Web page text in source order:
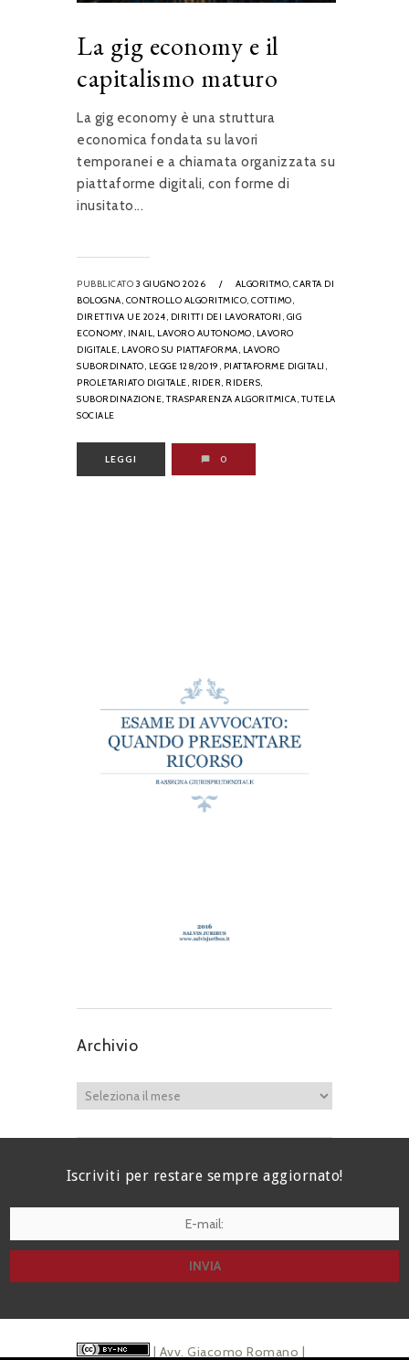
La gig economy e il
capitalismo maturo
La gig economy è una struttura
economica fondata su lavori
temporanei e a chiamata organizzata su
piattaforme digitali, con forme di
inusitato...
PUBBLICATO 3 GIUGNO 2026 / ALGORITMO, CARTA DI
BOLOGNA, CONTROLLO ALGORITMICO, COTTIMO,
DIRETTIVA UE 2024, DIRITTI DEI LAVORATORI, GIG
ECONOMY, INAIL, LAVORO AUTONOMO, LAVORO
DIGITALE, LAVORO SU PIATTAFORMA, LAVORO
SUBORDINATO, LEGGE 128/2019, PIATTAFORME DIGITALI,
PROLETARIATO DIGITALE, RIDER, RIDERS,
SUBORDINAZIONE, TRASPARENZA ALGORITMICA, TUTELA
SOCIALE
LEGGI 0
Archivio
Iscriviti per restare sempre aggiornato!
| Avv. Giacomo Romano |